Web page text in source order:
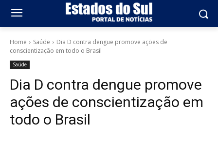
Home Saúde
Dia D contra dengue promove ações de
conscientização em todo o Brasil
Saúde
Dia D contra dengue promove
ações de conscientização em
todo o Brasil